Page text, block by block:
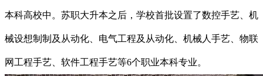
本科高校中。苏职大升本之后，学校首批设置了数控手艺、机
械设想制制及从动化、电气工程及从动化、机械人手艺、物联
网工程手艺、软件工程手艺等6个职业本科专业。